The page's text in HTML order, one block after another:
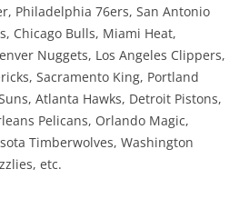
Philadelphia 76ers, San Antonio
Chicago Bulls, Miami Heat,
Nuggets, Los Angeles Clippers,
Sacramento King, Portland
Atlanta Hawks, Detroit Pistons,
Pelicans, Orlando Magic,
Timberwolves, Washington
etc.